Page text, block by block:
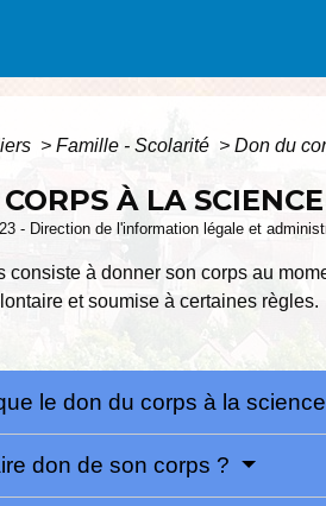
> Famille - Scolarité > Don du
À LA SCIENCE
- Direction de l'information légale et
consiste à donner son corps au
et soumise à certaines règles.
le don du corps à la
don de son corps ?